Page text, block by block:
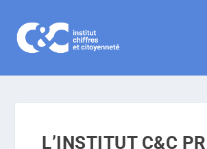
L’INSTITUT C&C